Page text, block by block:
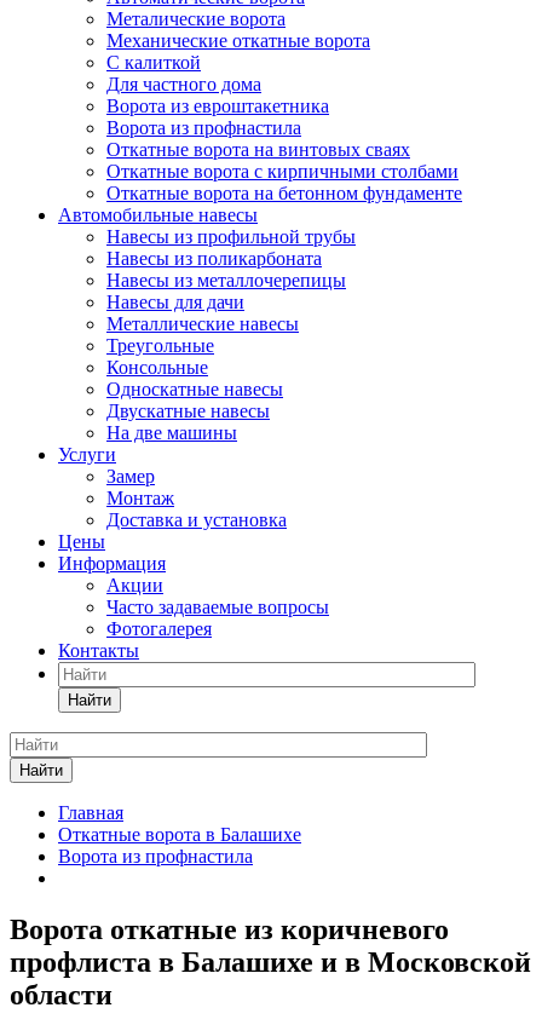
Металические ворота
Механические откатные ворота
С калиткой
Для частного дома
Ворота из евроштакетника
Ворота из профнастила
Откатные ворота на винтовых сваях
Откатные ворота с кирпичными столбами
Откатные ворота на бетонном фундаменте
Автомобильные навесы
Навесы из профильной трубы
Навесы из поликарбоната
Навесы из металлочерепицы
Навесы для дачи
Металлические навесы
Треугольные
Консольные
Односкатные навесы
Двускатные навесы
На две машины
Услуги
Замер
Монтаж
Доставка и установка
Цены
Информация
Акции
Часто задаваемые вопросы
Фотогалерея
Контакты
Найти
Найти
Главная
Откатные ворота в Балашихе
Ворота из профнастила
Ворота откатные из коричневого
профлиста в Балашихе и в Московской
области